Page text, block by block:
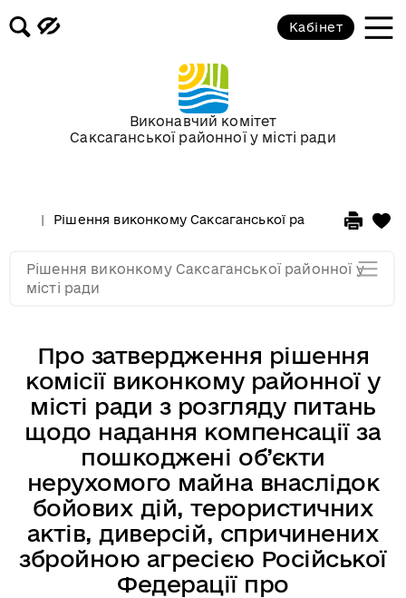
Виконавчий комітет
Саксаганської районної у місті ради
Кабінет
Рішення виконкому Саксаганської районної у місті
Про затвердження рішення
комісії виконкому районної у
місті ради з розгляду питань
щодо надання компенсації за
пошкоджені об’єкти
нерухомого майна внаслідок
бойових дій, терористичних
актів, диверсій, спричинених
збройною агресією Російської
Федерації про
Рішення виконкому Саксаганської районної у
місті ради
Засідання за 2015 рік
Засідання за 2014 рік
Засідання за 2013 рік
Засідання за 2011
Засідання за 2010